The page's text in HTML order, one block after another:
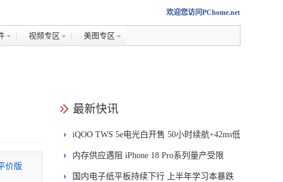
欢迎您访问PChome.net
视频专区 美图专区
价版
最新快讯
iQOO TWS 5e电光白开售 50小时续航+42ms低
延迟
内存供应遇阻 iPhone 18 Pro系列量产受限
国内电子纸平板持续下行 上半年学习本暴跌